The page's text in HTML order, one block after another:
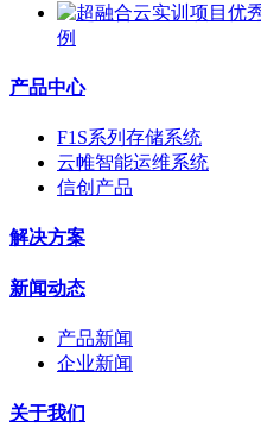
例
产品中心
F1S系列存储系统
云帷智能运维系统
信创产品
解决方案
新闻动态
产品新闻
企业新闻
关于我们